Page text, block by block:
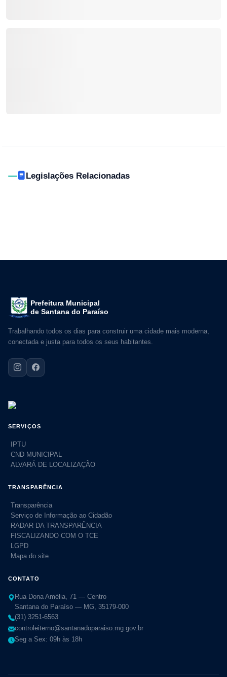
Legislações Relacionadas
Prefeitura Municipal
de Santana do Paraíso
Trabalhando todos os dias para construir uma cidade mais moderna,
conectada e justa para todos os seus habitantes.
SERVIÇOS
IPTU
CND MUNICIPAL
ALVARÁ DE LOCALIZAÇÃO
TRANSPARÊNCIA
Transparência
Serviço de Informação ao Cidadão
RADAR DA TRANSPARÊNCIA
FISCALIZANDO COM O TCE
LGPD
Mapa do site
CONTATO
Rua Dona Amélia, 71 — Centro
Santana do Paraíso — MG, 35179-000
(31) 3251-6563
controleiterno@santanadoparaiso.mg.gov.br
Seg a Sex: 09h às 18h